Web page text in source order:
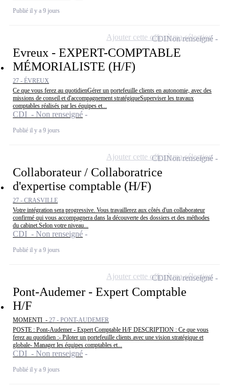
Publié il y a 9 jours
Evreux - EXPERT-COMPTABLE
MÉMORIALISTE (H/F)
27 - ÉVREUX
Ce que vous ferez au quotidienGérer un portefeuille clients en autonomie, avec des
missions de conseil et d'accompagnement stratégiqueSuperviser les travaux
comptables réalisés par les équipes et...
CDI - Non renseigné
Publié il y a 9 jours
CDINon renseigné
Ajouter cette offre à ma sélection
Collaborateur / Collaboratrice
d'expertise comptable (H/F)
27 - CRASVILLE
Votre intégration sera progressive. Vous travaillerez aux côtés d'un collaborateur
confirmé qui vous accompagnera dans la découverte des dossiers et des méthodes
du cabinet.Selon votre niveau...
CDI - Non renseigné
Publié il y a 9 jours
CDINon renseigné
Ajouter cette offre à ma sélection
Pont-Audemer - Expert Comptable
H/F
MOMENTI - 27 - PONT-AUDEMER
POSTE : Pont-Audemer - Expert Comptable H/F DESCRIPTION : Ce que vous
ferez au quotidien :- Piloter un portefeuille clients avec une vision stratégique et
globale- Manager les équipes comptables et...
CDI - Non renseigné
Publié il y a 9 jours
CDINon renseigné
Ajouter cette offre à ma sélection